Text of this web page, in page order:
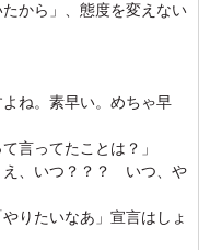
から」、態度を変えない
ね。素早い。めちゃ早
言ってたことは？」
え、いつ？？？ いつ、や
りたいなあ」宣言はしょ